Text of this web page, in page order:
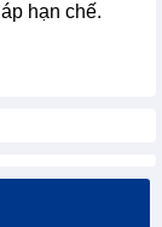
hạn chế.